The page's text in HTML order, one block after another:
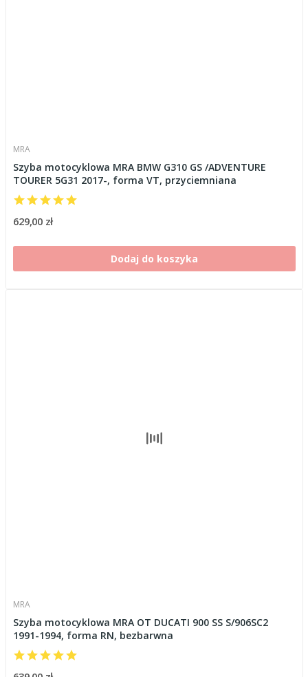
MRA
Szyba motocyklowa MRA BMW G310 GS /ADVENTURE
TOURER 5G31 2017-, forma VT, przyciemniana
629,00 zł
Dodaj do koszyka
MRA
Szyba motocyklowa MRA OT DUCATI 900 SS S/906SC2
1991-1994, forma RN, bezbarwna